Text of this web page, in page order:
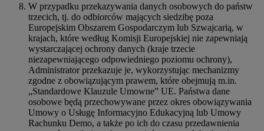
W przypadku przekazywania danych osobowych do państw
trzecich, tj. do odbiorców mających siedzibę poza
Europejskim Obszarem Gospodarczym lub Szwajcarią, w
krajach, które według Komisji Europejskiej nie zapewniają
wystarczającej ochrony danych (kraje trzecie
niezapewniającego odpowiedniego poziomu ochrony),
Administrator przekazuje je, wykorzystując mechanizmy
zgodne z obowiązującym prawem, które obejmują m.in.
„Standardowe Klauzule Umowne” UE. Państwa dane
osobowe będą przechowywane przez okres obowiązywania
Umowy o Usługę Informacyjno Edukacyjną lub Umowy
Rachunku Demo, a także po ich do czasu przedawnienia